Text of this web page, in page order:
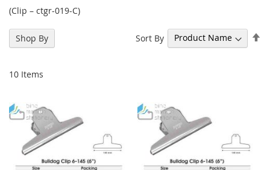
(Clip – ctgr-019-C)
10 Items
Sort By
Shop By